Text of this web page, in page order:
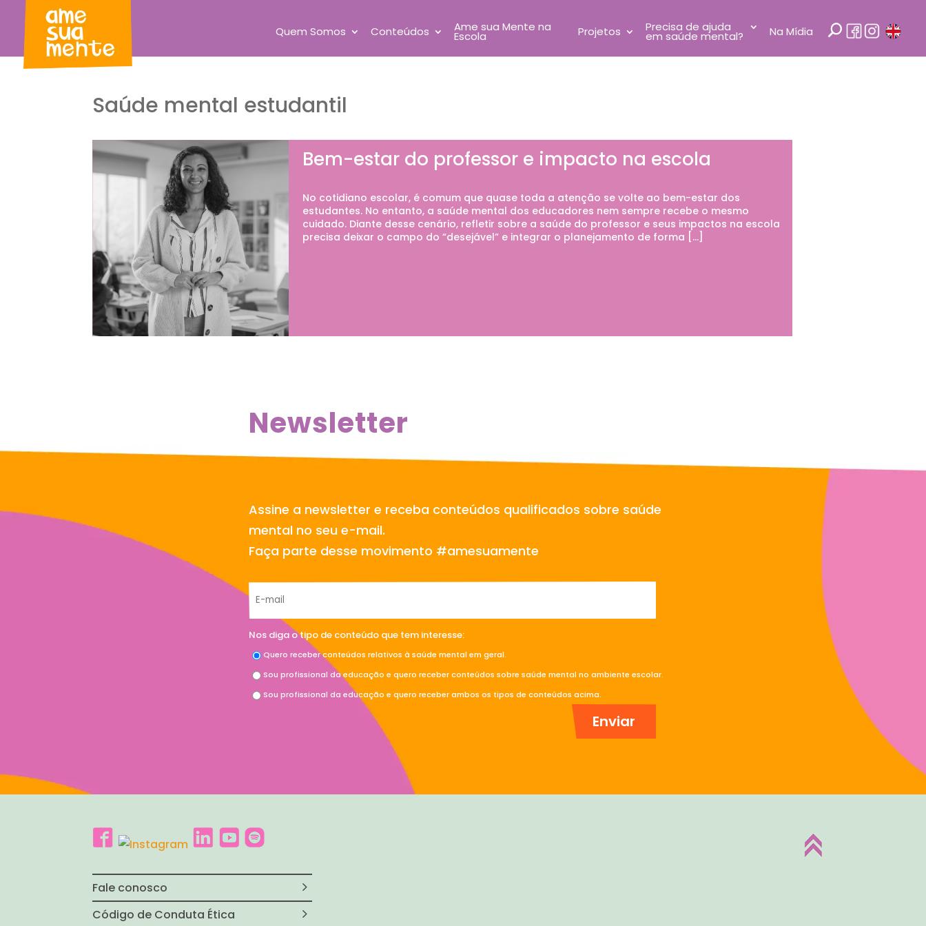
Quem Somos Conteúdos Ame sua Mente na
Escola Projetos Precisa de ajuda
em saúde mental? Na Mídia
Saúde mental estudantil
Bem-estar do professor e impacto na escola
No cotidiano escolar, é comum que quase toda a atenção se volte ao bem-estar dos
estudantes. No entanto, a saúde mental dos educadores nem sempre recebe o mesmo
cuidado. Diante desse cenário, refletir sobre a saúde do professor e seus impactos na escola
precisa deixar o campo do “desejável” e integrar o planejamento de forma […]
Newsletter
Assine a newsletter e receba conteúdos qualificados sobre saúde
mental no seu e-mail.
Faça parte desse movimento #amesuamente
Nos diga o tipo de conteúdo que tem interesse:
Quero receber conteúdos relativos à saúde mental em geral.
Sou profissional da educação e quero receber conteúdos sobre saúde mental no ambiente escolar.
Sou profissional da educação e quero receber ambos os tipos de conteúdos acima.
Fale conosco
Código de Conduta Ética